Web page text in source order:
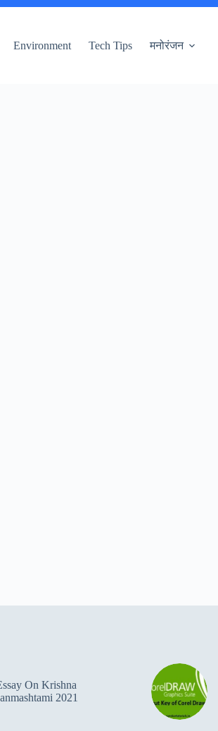
Environment Tech Tips मनोरंजन
On Krishna
2021